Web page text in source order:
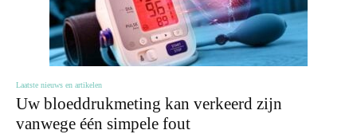
Laatste nieuws en artikelen
Uw bloeddrukmeting kan verkeerd zijn
vanwege één simpele fout